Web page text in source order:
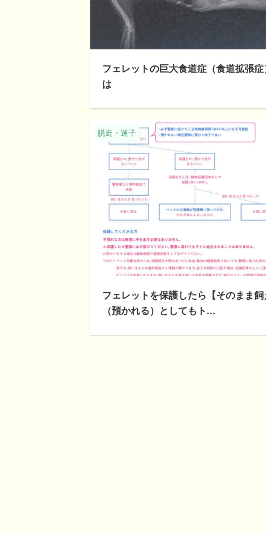
フェレットの巨大食道症（食道拡張症
は
脱走・迷子
フェレットを保護したら【そのまま飼
（預かれる）としてもト...